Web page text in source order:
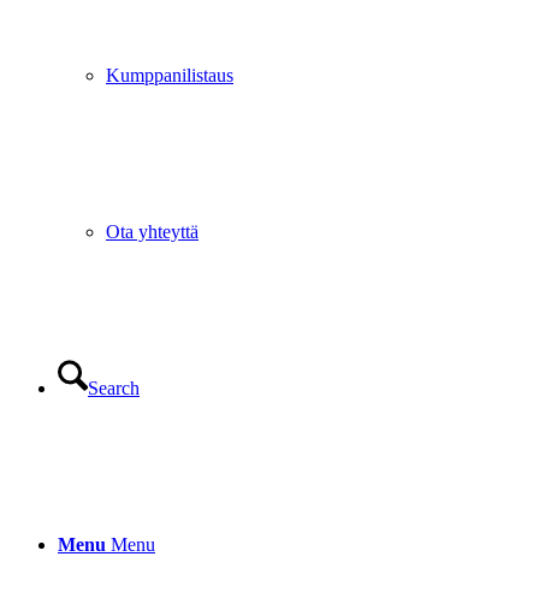
Kumppanilistaus
Ota yhteyttä
Search
Menu Menu